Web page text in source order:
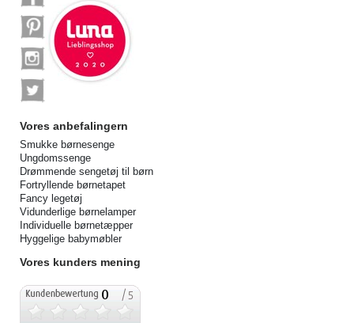
Vores anbefalingern
Smukke børnesenge
Ungdomssenge
Drømmende sengetøj til børn
Fortryllende børnetapet
Fancy legetøj
Vidunderlige børnelamper
Individuelle børnetæpper
Hyggelige babymøbler
Vores kunders mening